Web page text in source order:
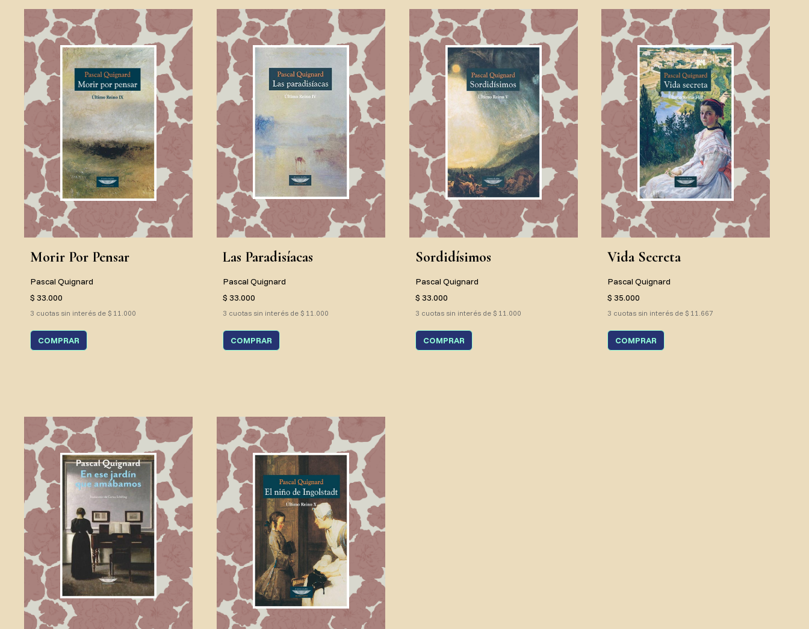
Morir Por Pensar
Pascal Quignard
$ 33.000
3 cuotas sin interés de $ 11.000
COMPRAR
Las Paradisíacas
Pascal Quignard
$ 33.000
3 cuotas sin interés de $ 11.000
COMPRAR
Sordidísimos
Pascal Quignard
$ 33.000
3 cuotas sin interés de $ 11.000
COMPRAR
Vida Secreta
Pascal Quignard
$ 35.000
3 cuotas sin interés de $ 11.667
COMPRAR